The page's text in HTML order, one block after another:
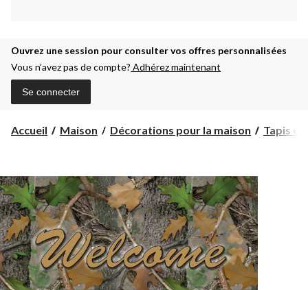
Ouvrez une session pour consulter vos offres personnalisées
Vous n’avez pas de compte? Adhérez maintenant
Se connecter
Accueil Maison Décorations pour la maison Tapis et